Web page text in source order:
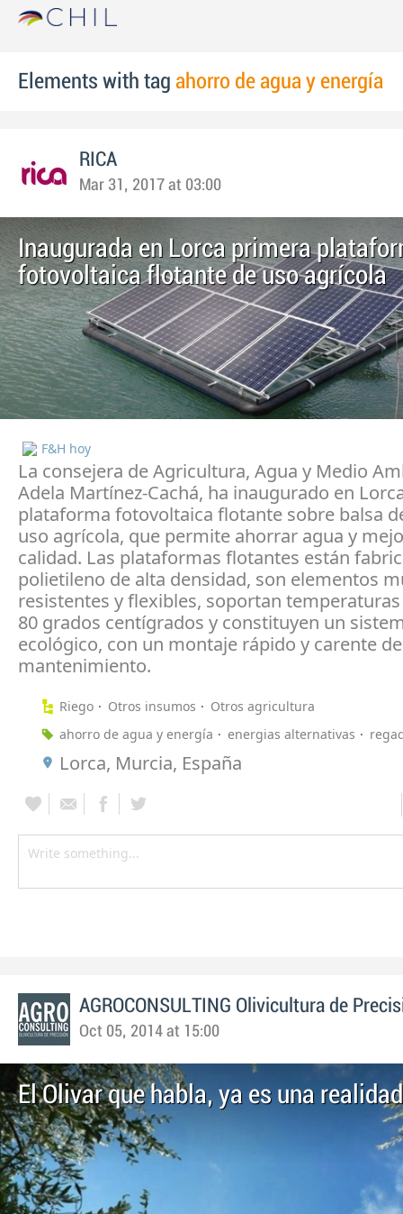
Elements with tag ahorro de agua y energía
RICA
Mar 31, 2017 at 03:00
Inaugurada en Lorca primera
fotovoltaica flotante de uso agrícola
F&H hoy
La consejera de Agricultura, Agua y Medio
Adela Martínez-Cachá, ha inaugurado en
plataforma fotovoltaica flotante sobre balsa
uso agrícola, que permite ahorrar agua y
calidad. Las plataformas flotantes están
polietileno de alta densidad, son elementos
resistentes y flexibles, soportan
80 grados centígrados y constituyen un
ecológico, con un montaje rápido y carente de
mantenimiento.
Riego Otros insumos
Otros agricultura
ahorro de agua y energía
energias alternativas
Lorca, Murcia, España
AGROCONSULTING Olivicultura de
Oct 05, 2014 at 15:00
El Olivar que habla, ya es una